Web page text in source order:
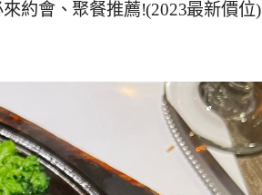
約會、聚餐推薦!(2023最新價位)